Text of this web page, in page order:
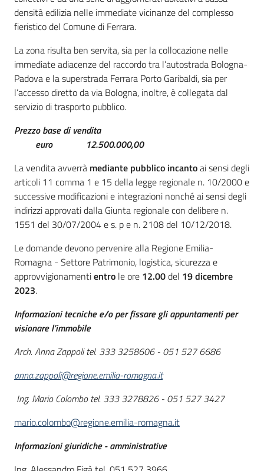
densità edilizia nelle immediate vicinanze del complesso
fieristico del Comune di Ferrara.
La zona risulta ben servita, sia per la collocazione nelle
immediate adiacenze del raccordo tra l’autostrada Bologna-
Padova e la superstrada Ferrara Porto Garibaldi, sia per
l’accesso diretto da via Bologna, inoltre, è collegata dal
servizio di trasporto pubblico.
Prezzo base di vendita
euro 12.500.000,00
La vendita avverrà mediante pubblico incantoai sensi degli
articoli 11 comma 1 e 15 della legge regionale n. 10/2000 e
successive modificazioni e integrazioni nonché ai sensi degli
indirizzi approvati dalla Giunta regionale con delibere n.
1551 del 30/07/2004 e s. p e n. 2108 del 10/12/2018.
Le domande devono pervenire alla Regione Emilia-
Romagna - Settore Patrimonio, logistica, sicurezza e
approvvigionamentientro le ore 12.00del 19 dicembre
2023.
Informazioni tecniche e/o per fissare gli appuntamenti per
visionare l’immobile
Arch. Anna Zappoli tel. 333 3258606 - 051 527 6686
anna.zappoli@regione.emilia-romagna.it
Ing. Mario Colombo tel. 333 3278826 - 051 527 3427
mario.colombo@regione.emilia-romagna.it
Informazioni giuridiche - amministrative